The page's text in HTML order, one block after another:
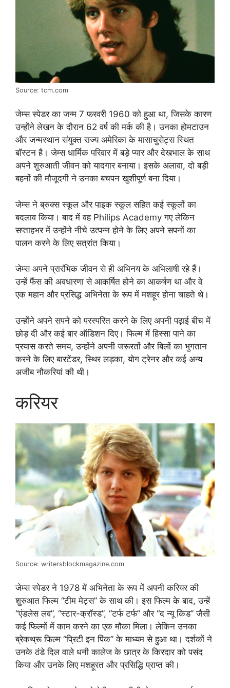
Source: tcm.com
जेम्स स्पेडर का जन्म 7 फरवरी 1960 को हुआ था, जिसके कारण
उन्होंने लेखन के दौरान 62 वर्ष की मर्क की है। उनका होमटाउन
और जन्मस्थान संयुक्त राज्य अमेरिका के मासाचुसेट्स स्थित
बॉस्टन है। जेम्स धार्मिक परिवार में बड़े प्यार और देखभाल के साथ
अपने शुरुआती जीवन को यादगार बनाया। इसके अलावा, दो बड़ी
बहनों की मौजूदगी ने उनका बचपन खुशीपूर्ण बना दिया।
जेम्स ने ब्रुक्स स्कूल और पाइक स्कूल सहित कई स्कूलों का
बदलाव किया। बाद में वह Philips Academy गए लेकिन
सप्ताहभर में उन्होंने नीचे उत्पन्न होने के लिए अपने सपनों का
पालन करने के लिए सत्रांत किया।
जेम्स अपने प्रारंभिक जीवन से ही अभिनय के अभिलाषी रहे हैं।
उन्हें फैंस की अवधारणा से आकर्षित होने का आकर्षण था और वे
एक महान और प्रसिद्ध अभिनेता के रूप में मशहूर होना चाहते थे।
उन्होंने अपने सपने को परस्परित करने के लिए अपनी पढ़ाई बीच में
छोड़ दी और कई बार ऑडिशन दिए। फिल्म में हिस्सा पाने का
प्रयास करते समय, उन्होंने अपनी जरूरतों और बिलों का भुगतान
करने के लिए बारटेंडर, स्थिर लड़का, योग ट्रेनर और कई अन्य
अजीब नौकरियां की थी।
करियर
Source: writersblockmagazine.com
जेम्स स्पेडर ने 1978 में अभिनेता के रूप में अपनी करियर की
शुरुआत फिल्म “टीम मेट्स” के साथ की। इस फिल्म के बाद, उन्हें
“एंडलेस लव”, “स्टार-क्रॉस्ड”, “टर्फ टर्फ” और “द न्यू किड” जैसी
कई फिल्मों में काम करने का एक मौका मिला। लेकिन उनका
ब्रेकथ्रू फिल्म “प्रिटी इन पिंक” के माध्यम से हुआ था। दर्शकों ने
उनके ठंडे दिल वाले धनी कालेज के छात्र के किरदार को पसंद
किया और उनके लिए मशहूरत और प्रसिद्धि प्राप्त की।